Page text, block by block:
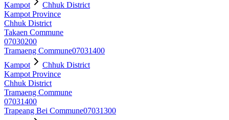
Kampot
Chhuk District
Kampot Province
Chhuk District
Takaen Commune
07030200
Tramaeng Commune07031400
Kampot
Chhuk District
Kampot Province
Chhuk District
Tramaeng Commune
07031400
Trapeang Bei Commune07031300